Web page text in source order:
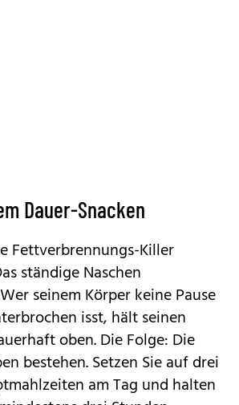
Dauer-Snacken
Fettverbrennungs-Killer
ständige Naschen
seinem Körper keine Pause
isst, hält seinen
oben. Die Folge: Die
bestehen. Setzen Sie auf drei
am Tag und halten